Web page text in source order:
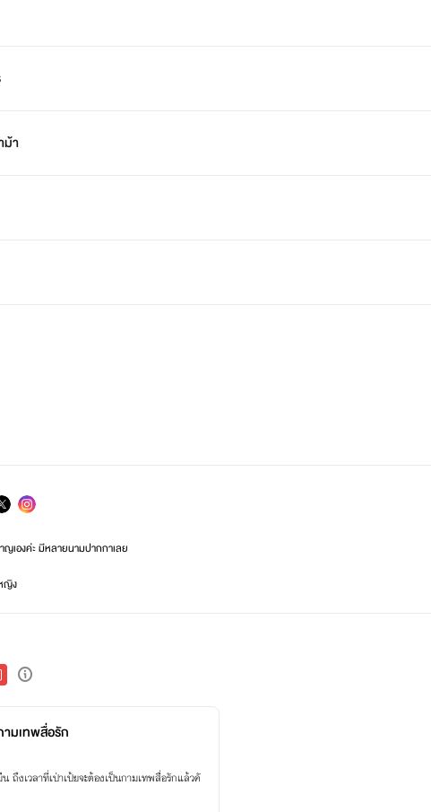
ม้า
เองค่ะ มีหลายนามปากกาเลย
ญิง
และแฟนตาซี
คอมเมนต์ รีวิว หรือเปย์ก็ได้ ขอบคุณค่ะ
ามเทพสื่อรัก
ถึงเวลาที่เป่าเป้ยจะต้องเป็นกามเทพสื่อรักแล้วคั